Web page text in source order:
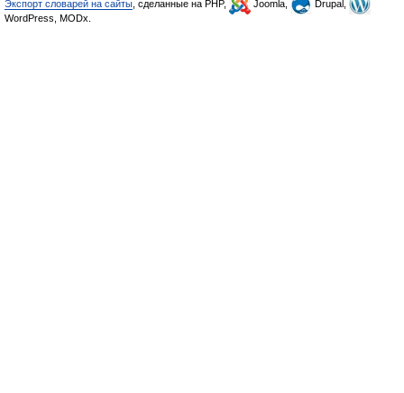
Экспорт словарей на сайты , сделанные на PHP, Joomla,
Drupal,
WordPress, MODx.